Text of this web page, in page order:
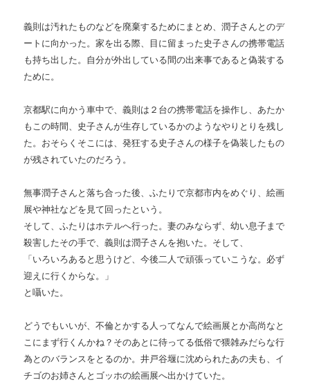
義則は汚れたものなどを廃棄するためにまとめ、潤子さんとのデ
ートに向かった。家を出る際、目に留まった史子さんの携帯電話
も持ち出した。自分が外出している間の出来事であると偽装する
ために。
京都駅に向かう車中で、義則は２台の携帯電話を操作し、あたか
もこの時間、史子さんが生存しているかのようなやりとりを残し
た。おそらくそこには、発狂する史子さんの様子を偽装したもの
が残されていたのだろう。
無事潤子さんと落ち合った後、ふたりで京都市内をめぐり、絵画
展や神社などを見て回ったという。
そして、ふたりはホテルへ行った。妻のみならず、幼い息子まで
殺害したその手で、義則は潤子さんを抱いた。そして、
「いろいろあると思うけど、今後二人で頑張っていこうな。必ず
迎えに行くからな。」
と囁いた。
どうでもいいが、不倫とかする人ってなんで絵画展とか高尚なと
こにまず行くんかね？そのあとに待ってる低俗で猥雑みだらな行
為とのバランスをとるのか。井戸谷堰に沈められたあの夫も、イ
チゴのお姉さんとゴッホの絵画展へ出かけていた。